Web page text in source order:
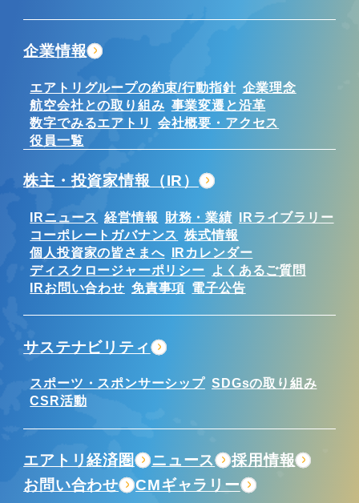
企業情報
エアトリグループの約束/行動指針 企業理念
航空会社との取り組み 事業変遷と沿革
数字でみるエアトリ
会社概要・アクセス
役員一覧
株主・投資家情報（IR）
IRニュース 経営情報 財務・業績 IRライブラリー
コーポレートガバナンス 株式情報
個人投資家の皆さまへ IRカレンダー
ディスクロージャーポリシー
よくあるご質問
IRお問い合わせ 免責事項 電子公告
サステナビリティ
スポーツ・スポンサーシップ SDGsの取り組み
CSR活動
エアトリ経済圏 ニュース
採用情報
お問い合わせ
CMギャラリー